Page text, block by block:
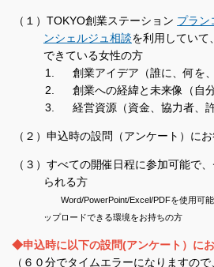
（１）TOKYO創業ステーション プラン
ンシェルジュ相談を利用していて
できている女性の方
創業アイデア（誰に、何を
創業への経緯と未来像（自
経営資源（資金、協力者、許
（２）申込時の設問（アンケート）に
（３）すべての開催日程に参加可能で
られる方
Word/PowerPoint/Excel/PDFを使用可
ップロードできる環境をお持ちの方
◆申込時に以下の設問(アンケート）に
（６０分でタイムエラーになりますの